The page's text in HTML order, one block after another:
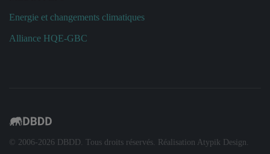
Energie et changements climatiques
Alliance HQE-GBC
© 2006-2026 DBDD. Tous droits réservés. Réalisation Atypik Design.